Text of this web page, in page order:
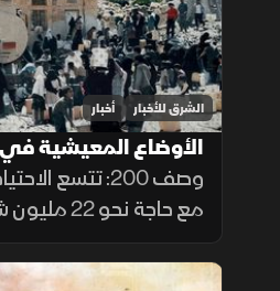
الشرق للأخبار أخبار
الأوضاع المعيشية
الحوثي يعمق الأزمة
وصف 200: تتسع
مع حاجة
والحماية، وسط تفاقم
ونقص حاد في تمويل خطة